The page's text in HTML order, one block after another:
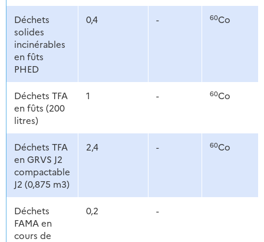
Déchets
solides
incinérables
en fûts
PHED
0,4 - 60Co
Déchets TFA
en fûts (200
litres)
1 - 60Co
Déchets TFA
en GRVS J2
compactable
J2 (0,875 m3)
2,4 - 60Co
Déchets
FAMA en
cours de
0,2 -